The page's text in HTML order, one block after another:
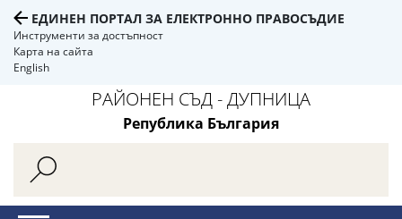
ЕДИНЕН ПОРТАЛ ЗА ЕЛЕКТРОННО ПРАВОСЪДИЕ
Инструменти за достъпност
Карта на сайта
English
РАЙОНЕН СЪД - ДУПНИЦА
Република България